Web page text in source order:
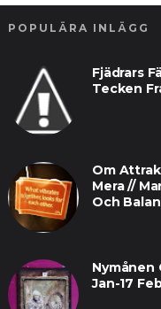
POPULÄRA INLÄGG
Fjädrars
Tecken
Om
Mera //
Och
Nymånen
Jan-17